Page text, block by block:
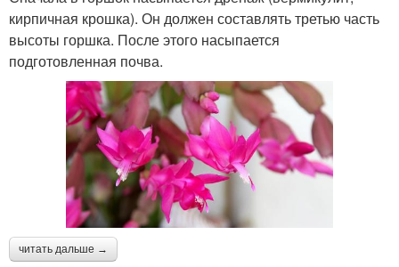
кирпичная крошка). Он должен составлять третью часть
высоты горшка. После этого насыпается
подготовленная почва.
читать дальше →